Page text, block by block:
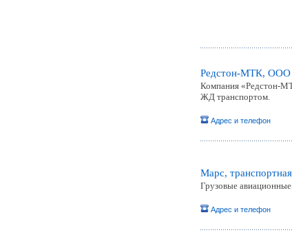
Редстон-МТК, ООО
Компания «Редстон-
ЖД транспортом.
Адрес и телефон
Марс,
Грузовые
Адрес и телефон